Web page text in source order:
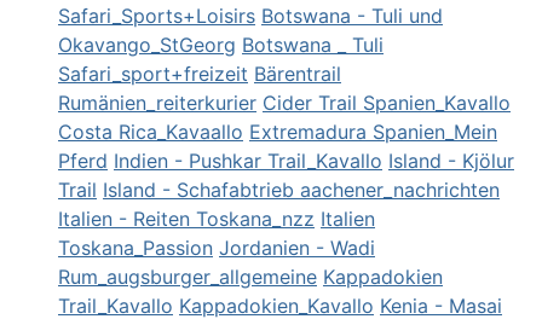
Safari_Sports+Loisirs Botswana - Tuli und
Okavango_StGeorg Botswana _ Tuli
Safari_sport+freizeit Bärentrail
Rumänien_reiterkurier Cider Trail Spanien_Kavallo
Costa Rica_Kavaallo Extremadura Spanien_Mein
Pferd Indien - Pushkar Trail_Kavallo Island - Kjölur
Trail Island - Schafabtrieb aachener_nachrichten
Italien - Reiten Toskana_nzz Italien
Toskana_Passion Jordanien - Wadi
Rum_augsburger_allgemeine Kappadokien
Trail_Kavallo Kappadokien_Kavallo Kenia - Masai